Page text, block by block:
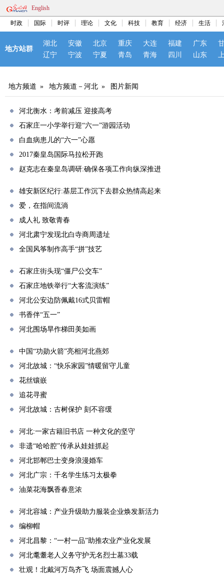
English
时政 国际 时评 理论 文化 科技 教育 经济 生活
地方站群
湖北 安徽 北京 重庆 大连 福建 广东
辽宁
宁波 宁夏 青岛 青海 四川 山东
地方频道 » 地方频道－河北 » 图片新闻
河北衡水：考前减压 迎接高考
石家庄一小学举行迎“六一”游园活动
白血病患儿的“六一”心愿
2017秦皇岛国际马拉松开跑
赵克志在秦皇岛调研:确保各项工作向纵深推进
雄安新区纪行:基层工作沉下去群众热情高起来
爱，在指间流淌
成人礼 致敬青春
河北肃宁发现北白寺商周遗址
全国风筝制作高手“拼”技艺
石家庄街头现“僵尸公交车”
石家庄地铁举行“大客流演练”
河北公安边防佩戴16式贝雷帽
书香伴“五一”
河北围场旱作梯田美如画
中国“功勋火箭”亮相河北燕郊
河北故城：“快乐家园”情暖留守儿童
花丝镶嵌
追花寻蜜
河北故城：古树保护 刻不容缓
河北:一家古籍旧书店 一种文化的坚守
非遗“哈哈腔”传承从娃娃抓起
河北邯郸巴士变身浪漫婚车
河北广宗：千名学生练习太极拳
油菜花海飘香春意浓
河北容城：产业升级助力服装企业焕发新活力
编柳帽
河北昌黎：“一村一品”助推农业产业化发展
河北耄耋老人义务守护无名烈士墓33载
壮观！北戴河万鸟齐飞 场面震撼人心